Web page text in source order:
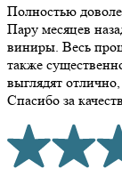
Полностью
Пару месяцев
виниры. Весь
также
выглядят
Спасибо за